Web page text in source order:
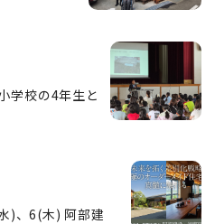
学校の4年生と
)、6(木) 阿部建